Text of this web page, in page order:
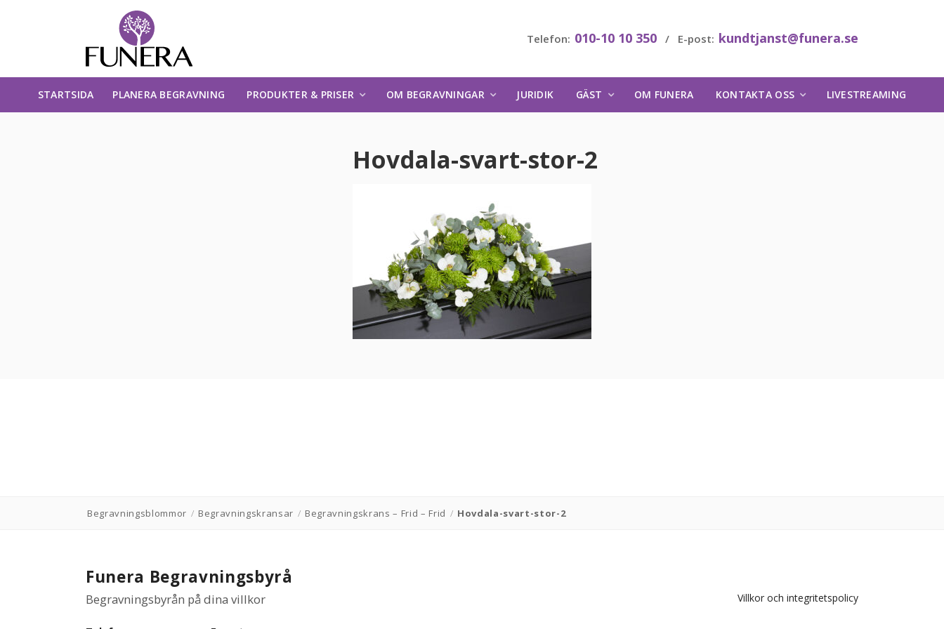
Telefon: 010-10 10 350 / E-post: kundtjanst@funera.se
STARTSIDA PLANERA BEGRAVNING PRODUKTER & PRISER OM BEGRAVNINGAR JURIDIK GÄST OM FUNERA KONTAKTA OSS LIVESTREAMING
Hovdala-svart-stor-2
Begravningsblommor / Begravningskransar / Begravningskrans – Frid – Frid / Hovdala-svart-stor-2
Funera Begravningsbyrå
Begravningsbyrån på dina villkor Villkor och integritetspolicy